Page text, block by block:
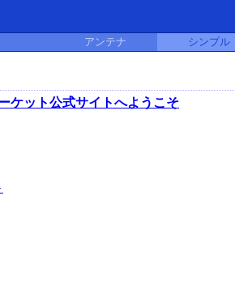
アンテナ シンプル
ケット公式サイトへようこそ